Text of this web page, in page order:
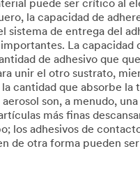
puede ser crítico al
la capacidad de
sistema de entrega del
La capacidad
de adhesivo que
unir el otro sustrato,
cantidad que absorbe la
aerosol son, a menudo,
más finas
los adhesivos de
de otra forma pueden